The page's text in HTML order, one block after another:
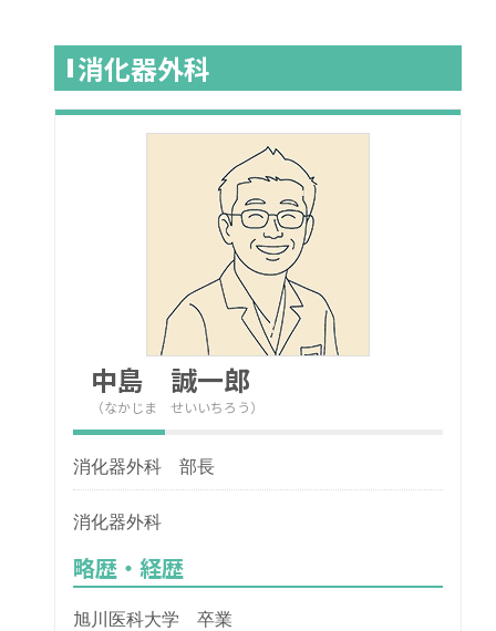
消化器外科
中島 誠一郎
（なかじま せいいちろう）
消化器外科 部長
消化器外科
略歴・経歴
旭川医科大学 卒業